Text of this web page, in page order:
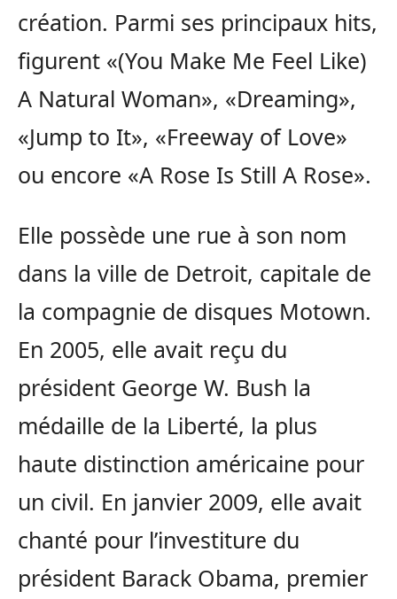
création. Parmi ses principaux hits,
figurent «(You Make Me Feel Like)
A Natural Woman», «Dreaming»,
«Jump to It», «Freeway of Love»
ou encore «A Rose Is Still A Rose».
Elle possède une rue à son nom
dans la ville de Detroit, capitale de
la compagnie de disques Motown.
En 2005, elle avait reçu du
président George W. Bush la
médaille de la Liberté, la plus
haute distinction américaine pour
un civil. En janvier 2009, elle avait
chanté pour l’investiture du
président Barack Obama, premier